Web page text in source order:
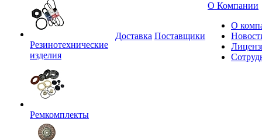
Резинотехнические
изделия
Ремкомплекты
Доставка Поставщики
О Компании
О